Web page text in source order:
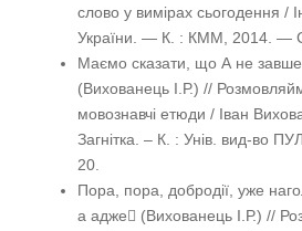
слово у вимірах сьогодення /
України. — К. : КММ, 2014. —
Маємо сказати, що А не
(Вихованець І.Р.) //
мовознавчі етюди / Іван
Загнітка. – К. : Унів. вид-во
20.
Пора, пора, добродії, уже
а адже (Вихованець І.Р.) //